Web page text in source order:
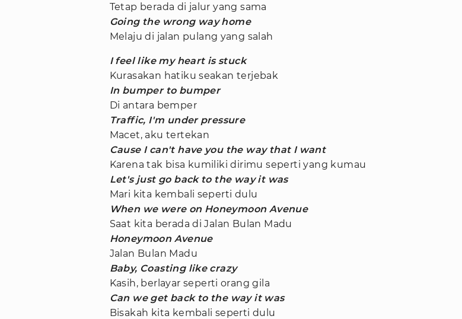
Tetap berada di jalur yang sama
Going the wrong way home
Melaju di jalan pulang yang salah
I feel like my heart is stuck
Kurasakan hatiku seakan terjebak
In bumper to bumper
Di antara bemper
Traffic, I'm under pressure
Macet, aku tertekan
Cause I can't have you the way that I want
Karena tak bisa kumiliki dirimu seperti yang kumau
Let's just go back to the way it was
Mari kita kembali seperti dulu
When we were on Honeymoon Avenue
Saat kita berada di Jalan Bulan Madu
Honeymoon Avenue
Jalan Bulan Madu
Baby, Coasting like crazy
Kasih, berlayar seperti orang gila
Can we get back to the way it was
Bisakah kita kembali seperti dulu